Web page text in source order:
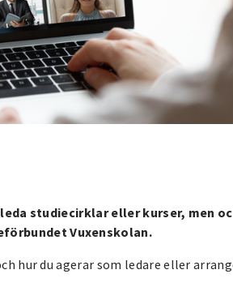
studiecirklar eller kurser, men
Vuxenskolan.
hur du agerar som ledare eller